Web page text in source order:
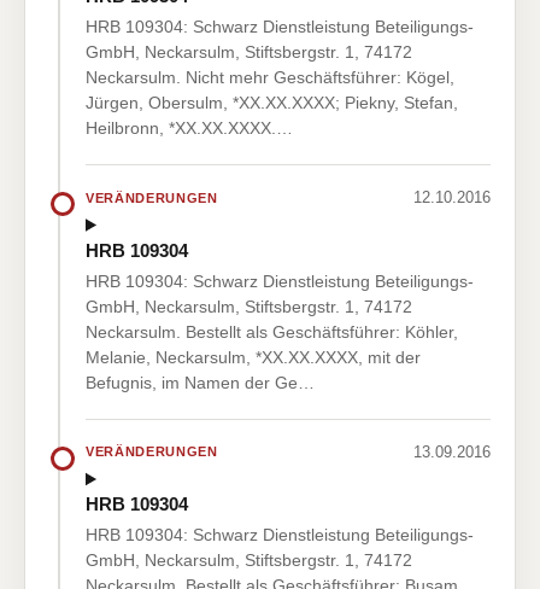
HRB 109304: Schwarz Dienstleistung Beteiligungs-
GmbH, Neckarsulm, Stiftsbergstr. 1, 74172
Neckarsulm. Nicht mehr Geschäftsführer: Kögel,
Jürgen, Obersulm, *XX.XX.XXXX; Piekny, Stefan,
Heilbronn, *XX.XX.XXXX.…
VERÄNDERUNGEN 12.10.2016
HRB 109304
HRB 109304: Schwarz Dienstleistung Beteiligungs-
GmbH, Neckarsulm, Stiftsbergstr. 1, 74172
Neckarsulm. Bestellt als Geschäftsführer: Köhler,
Melanie, Neckarsulm, *XX.XX.XXXX, mit der
Befugnis, im Namen der Ge…
VERÄNDERUNGEN 13.09.2016
HRB 109304
HRB 109304: Schwarz Dienstleistung Beteiligungs-
GmbH, Neckarsulm, Stiftsbergstr. 1, 74172